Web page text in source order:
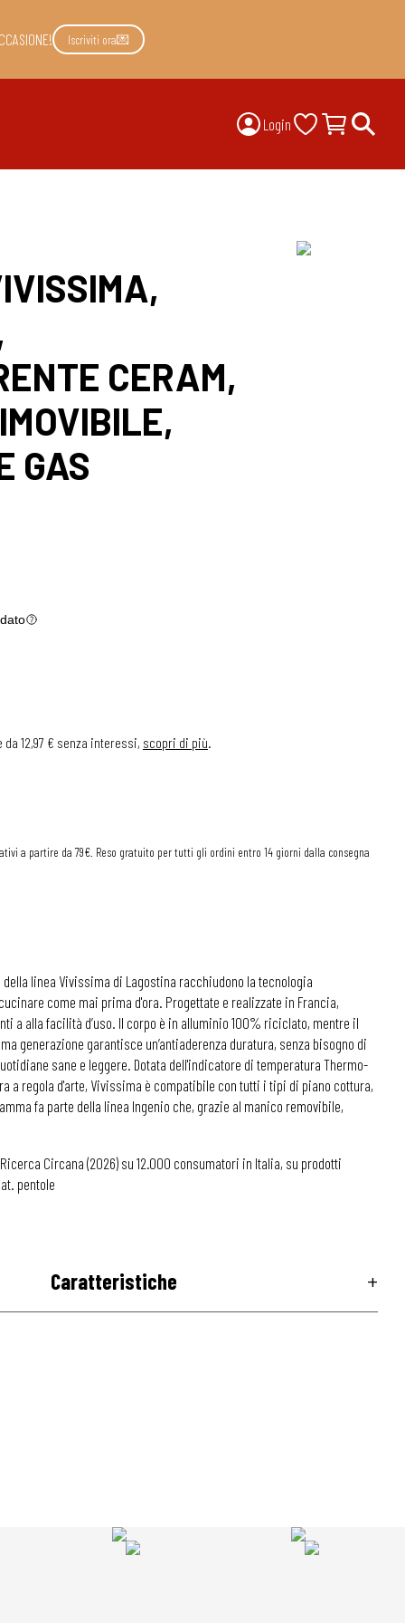
Iscriviti ora💌
Login
CERAM,
GAS
da 12,97 € senza interessi, scopri di più.
a partire da 79€. Reso gratuito per tutti gli ordini entro 14 giorni dalla consegna
linea Vivissima di Lagostina racchiudono la tecnologia
come mai prima d'ora. Progettate e realizzate in Francia,
a alla facilità d’uso. Il corpo è in alluminio 100% riciclato, mentre il
generazione garantisce un’antiaderenza duratura, senza bisogno di
sane e leggere. Dotata dell'indicatore di temperatura Thermo-
a regola d'arte, Vivissima è compatibile con tutti i tipi di piano cottura,
fa parte della linea Ingenio che, grazie al manico removibile,
Circana (2026) su 12.000 consumatori in Italia, su prodotti
pentole
Caratteristiche